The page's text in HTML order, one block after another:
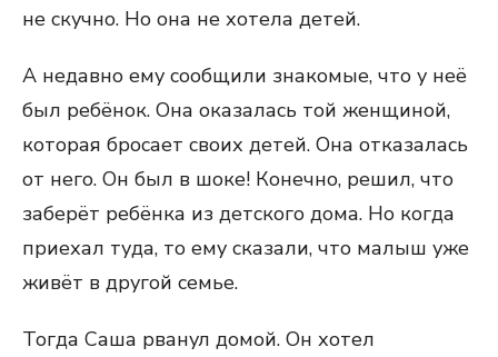
не скучно. Но она не хотела детей.
А недавно ему сообщили знакомые, что у неё
был ребёнок. Она оказалась той женщиной,
которая бросает своих детей. Она отказалась
от него. Он был в шоке! Конечно, решил, что
заберёт ребёнка из детского дома. Но когда
приехал туда, то ему сказали, что малыш уже
живёт в другой семье.
Тогда Саша рванул домой. Он хотел